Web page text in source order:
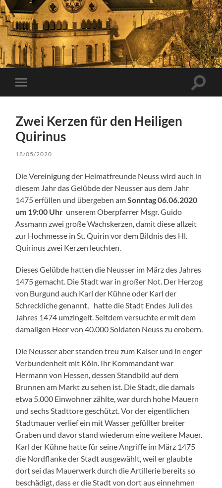
Mobile-
Menü
Zwei Kerzen für den Heiligen
Quirinus
18/05/2020
Die Vereinigung der Heimatfreunde Neuss wird auch in
diesem Jahr das Gelübde der Neusser aus dem Jahr
1475 erfüllen und übergeben amSonntag 06.06.2020
um 19:00 Uhr unserem Oberpfarrer Msgr. Guido
Assmann zwei große Wachskerzen, damit diese allzeit
zur Hochmesse in St. Quirin vor dem Bildnis des Hl.
Quirinus zwei Kerzen leuchten.
Dieses Gelübde hatten die Neusser im März des Jahres
1475 gemacht. Die Stadt war in großer Not. Der Herzog
von Burgund auch Karl der Kühne oder Karl der
Schreckliche genannt, hatte die Stadt Endes Juli des
Jahres 1474 umzingelt. Seitdem versuchte er mit dem
damaligen Heer von 40.000 Soldaten Neuss zu erobern.
Die Neusser aber standen treu zum Kaiser und in enger
Verbundenheit mit Köln. Ihr Kommandant war
Hermann von Hessen, dessen Standbild auf dem
Brunnen am Markt zu sehen ist. Die Stadt, die damals
etwa 5.000 Einwohner zählte, war durch hohe Mauern
und sechs Stadttore geschützt. Vor der eigentlichen
Stadtmauer verlief ein mit Wasser gefüllter breiter
Graben und davor stand wiederum eine weitere Mauer.
Karl der Kühne hatte für seine Angriffe im März 1475
die Nordflanke der Stadt ausgewählt, weil er glaubte
dort sei das Mauerwerk durch die Artillerie bereits so
beschädigt, dass er die Stadt von dort aus einnehmen